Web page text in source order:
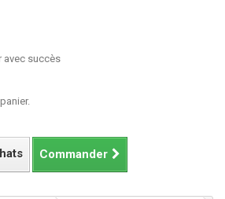
avec succès
Commander